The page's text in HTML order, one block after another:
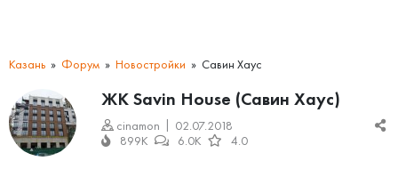
Казань Форум Новостройки Савин Хаус
ЖК Savin House (Савин Хаус)
cinamon
02.07.2018
899K
6.0K 4.0